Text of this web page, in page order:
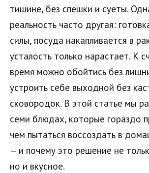
тишине, без спешки и суеты.
реальность часто другая:
силы, посуда накапливается в
усталость только нарастает. К
время можно обойтись без
устроить себе выходной без
сковородок. В этой статье мы
семи блюдах, которые гораздо
чем пытаться воссоздать в
— и почему это решение не
но и вкусное.